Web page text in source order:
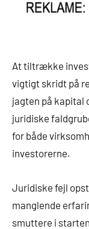
At tiltrække
vigtigt skridt på
jagten på kapital
juridiske
for både
investorerne.
Juridiske fejl
manglende
smuttere i